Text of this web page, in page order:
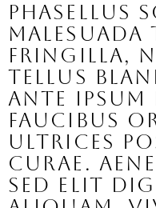
Phasellus
fringilla,
tellus
ante ipsum
faucibus
ultrices
Curae.
sed elit